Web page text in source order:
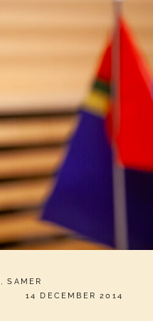
,SAMER
PUBLICERAT
14 DECEMBER 2014